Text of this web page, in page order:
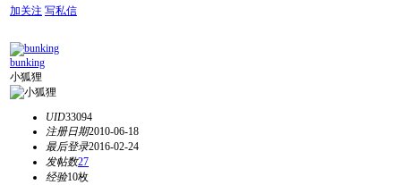
加关注 写私信
bunking
小狐狸
UID33094
注册日期2010-06-18
最后登录2016-02-24
发帖数27
经验10枚